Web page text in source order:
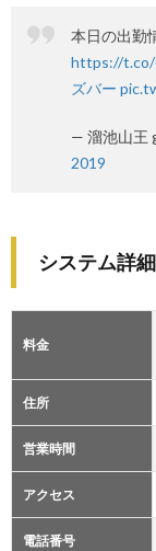
本日の出勤
https://t.co/
ズバー
— 溜池山王
2019
システム詳細
料金
住所
営業時間
アクセス
電話番号